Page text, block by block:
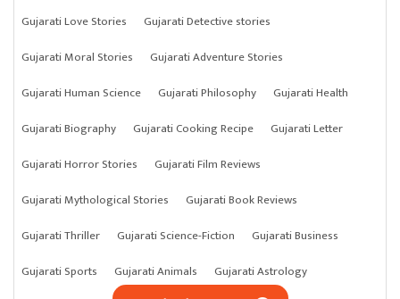
Gujarati Love Stories
Gujarati Detective stories
Gujarati Moral Stories
Gujarati Adventure Stories
Gujarati Human Science
Gujarati Philosophy
Gujarati Health
Gujarati Biography
Gujarati Cooking Recipe
Gujarati Letter
Gujarati Horror Stories
Gujarati Film Reviews
Gujarati Mythological Stories
Gujarati Book Reviews
Gujarati Thriller
Gujarati Science-Fiction
Gujarati Business
Gujarati Sports
Gujarati Animals
Gujarati Astrology